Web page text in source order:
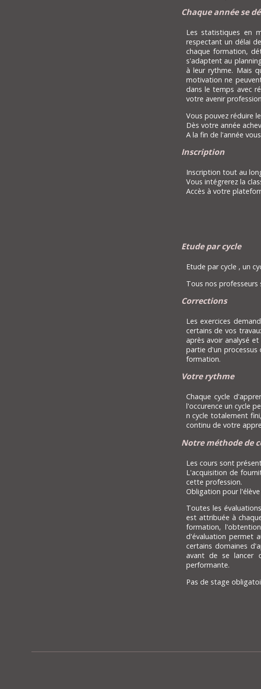
Chaque année se
Les statistiques en
respectant un délai
chaque formation,
s'adaptent au
à leur rythme. Mais
motivation ne
dans le temps avec
votre avenir
Vous pouvez réduire
Dès votre année
A la fin de l'année
Inscription
Inscription tout au
Vous intégrerez la
Accès à votre
Etude par cycle
Etude par cycle , un
Tous nos
Corrections
Les exercices
certains de vos
après avoir analysé
partie d'un
formation.
Votre rythme
Chaque cycle
l'occurence un cycle
n cycle totalement
continu de votre
Notre méthode de
Les cours sont
L'acquisition de
cette profession.
Obligation pour
Toutes les
est attribuée à
formation,
d'évaluation permet
certains domaines
avant de se lancer
performante.
Pas de stage